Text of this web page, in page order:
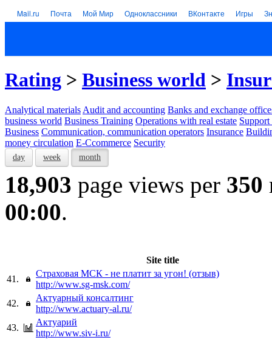
Mail.ru Почта Мой Мир Одноклассники ВКонтакте Игры
Rating > Business world >
Analytical materials Audit and accounting Banks and exchange
business world Business Training Operations with real estate Support
Business Communication, communication operators Insurance
money circulation E-Ccommerce Security
day week month
18,903 page views per 350
00:00.
Site title
41.
Страховая МСК - не платит за угон! (отзыв)
http://www.sg-msk.com/
42.
Актуарный консалтинг
http://www.actuary-al.ru/
43.
Актуарий
http://www.siv-i.ru/